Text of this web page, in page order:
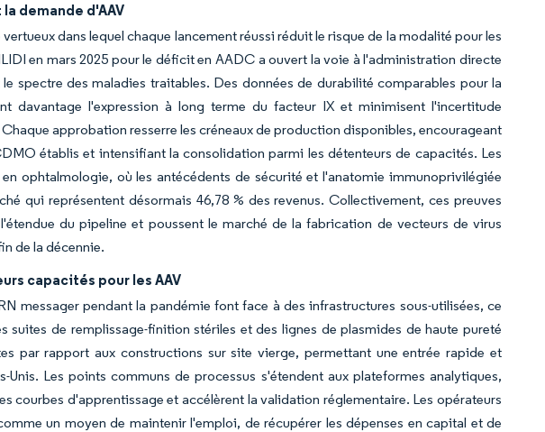
demande d'AAV
dans lequel chaque lancement réussi réduit le risque de la modalité pour les
en mars 2025 pour le déficit en AADC a ouvert la voie à l'administration directe
spectre des maladies traitables. Des données de durabilité comparables pour la
davantage l'expression à long terme du facteur IX et minimisent l'incertitude
approbation resserre les créneaux de production disponibles, encourageant
établis et intensifiant la consolidation parmi les détenteurs de capacités. Les
ophtalmologie, où les antécédents de sécurité et l'anatomie immunoprivilégiée
qui représentent désormais 46,78 % des revenus. Collectivement, ces preuves
du pipeline et poussent le marché de la fabrication de vecteurs de virus
de la décennie.
capacités pour les AAV
messager pendant la pandémie font face à des infrastructures sous-utilisées, ce
suites de remplissage-finition stériles et des lignes de plasmides de haute pureté
par rapport aux constructions sur site vierge, permettant une entrée rapide et
Les points communs de processus s'étendent aux plateformes analytiques,
courbes d'apprentissage et accélèrent la validation réglementaire. Les opérateurs
un moyen de maintenir l'emploi, de récupérer les dépenses en capital et de